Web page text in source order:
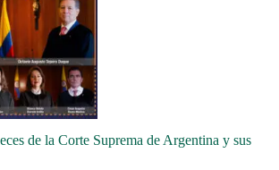
de la Corte Suprema de Argentina y sus